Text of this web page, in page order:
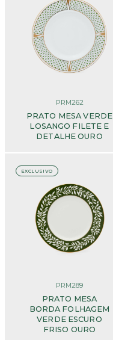
PRM262
PRATO MESA VERDE
LOSANGO FILETE E
DETALHE OURO
EXCLUSIVO
PRM289
PRATO MESA
BORDA FOLHAGEM
VERDE ESCURO
FRISO OURO